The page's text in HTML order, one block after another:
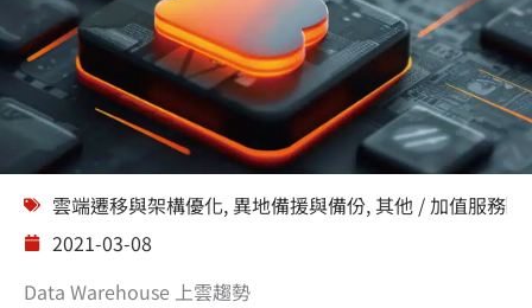
內
解決方案
雲端遷移與架構優化, 異地備援與備份, 其他 / 加值服務
2021-03-08
Data Warehouse 上雲趨勢